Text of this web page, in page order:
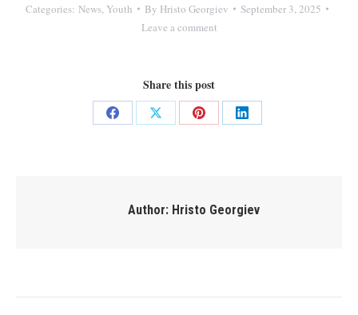
Categories: News, Youth By Hristo Georgiev
September 3, 2025
Leave a comment
Share this post
Share
Share
Share
Share
Author: Hristo Georgiev